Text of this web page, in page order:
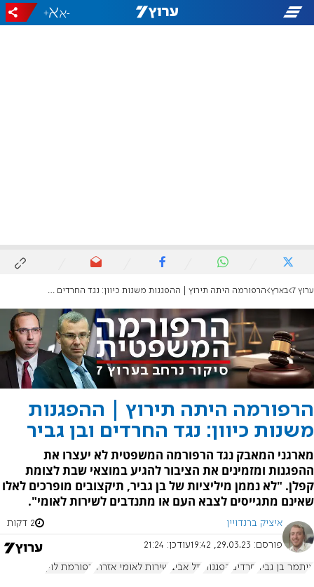
-
+
ערוץ 7 בארץ הרפורמה היתה תירוץ | ההפגנות משנות כיוון: נגד החרדים ובן גביר
הרפורמה היתה תירוץ | ההפגנות
משנות כיוון: נגד החרדים ובן גביר
מארגני המאבק נגד הרפורמה המשפטית לא יעצרו את
ההפגנות ומזמינים את הציבור להגיע במוצאי שבת לצומת
קפלן. "לא נממן מיליציות של בן גביר, תיקצובים מופרכים לאלו
שאינם מתגייסים לצבא העם או מתנדבים לשירות לאומי".
איציק ברנדויין 2 דקות
פורסם: 29.03.23, 19:42 עודכן: 21:24
איתמר בן גביר חרדים הפגנות תל אביב שירות לאומי אזרחי רפורמת לוין